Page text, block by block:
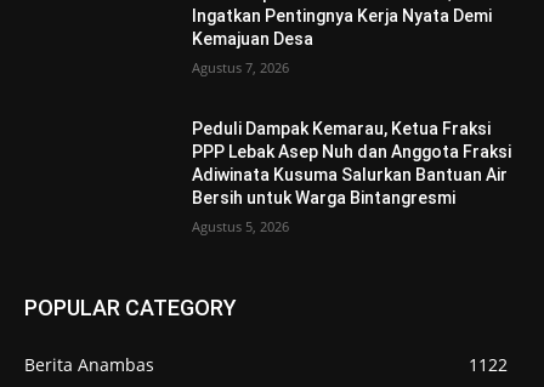
Ingatkan Pentingnya Kerja Nyata Demi
Kemajuan Desa
Agustus 7, 2026
Peduli Dampak Kemarau, Ketua Fraksi
PPP Lebak Asep Nuh dan Anggota Fraksi
Adiwinata Kusuma Salurkan Bantuan Air
Bersih untuk Warga Bintangresmi
Agustus 5, 2026
POPULAR CATEGORY
Berita Anambas
1122